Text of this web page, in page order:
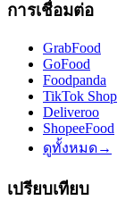
การเชื่อมต่อ
GrabFood
GoFood
Foodpanda
TikTok Shop
Deliveroo
ShopeeFood
ดูทั้งหมด→
เปรียบเทียบ